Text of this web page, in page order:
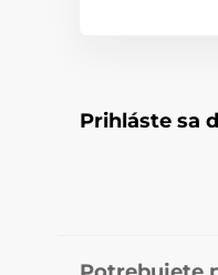
Prihláste sa